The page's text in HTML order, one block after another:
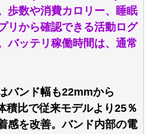
歩数や消費カロリー、睡眠
リから確認できる活動ログ
バッテリ稼働時間は、通常
ンド幅も22mmから
積比で従来モデルより25％
感を改善。バンド内部の電